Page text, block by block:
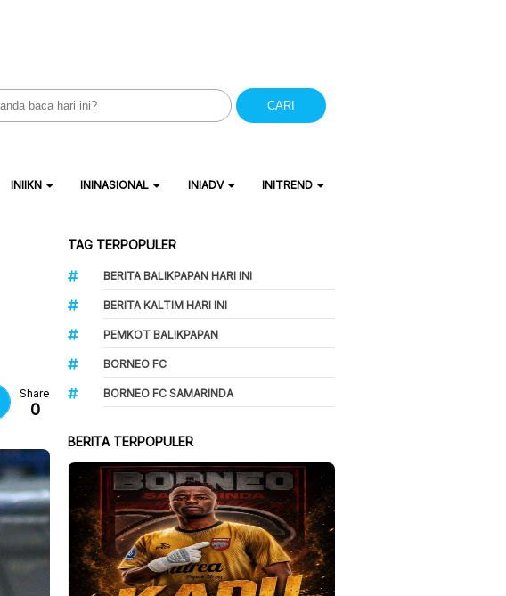
CARI
INIIKN ININASIONAL INIADV INITREND
Share
0
TAG TERPOPULER
BERITA BALIKPAPAN HARI INI
BERITA KALTIM HARI INI
PEMKOT BALIKPAPAN
BORNEO FC
BORNEO FC SAMARINDA
BERITA TERPOPULER